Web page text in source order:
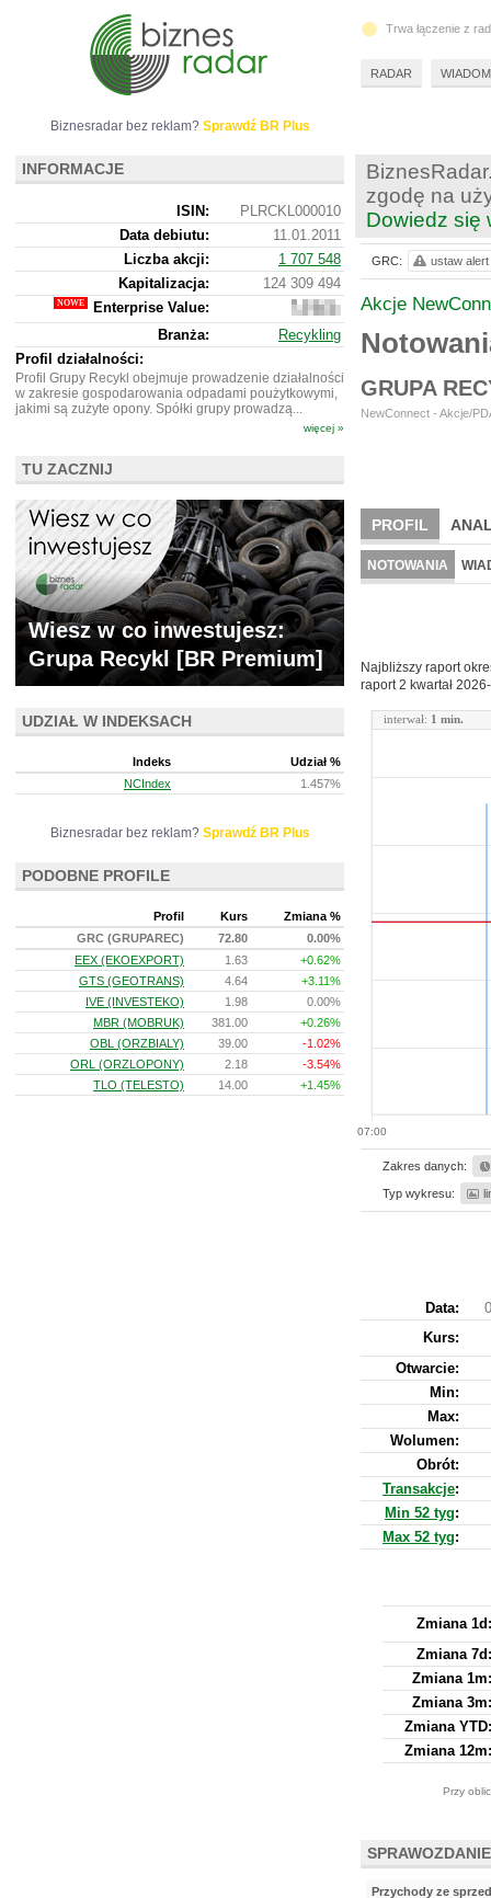
zgodę na
Dowiedz się
Akcje
GRUPA
NewConnect - Akcje/
PROFIL
BR LAB
NOTOWANIA
Najbliższy raport
raport 2 kwartał
07:00
interwał: 1 min.
Zakres danych:
Typ wykresu:
Data:
Kurs:
Otwarcie:
Min:
Max:
Wolumen:
Obrót:
Transakcje:
Min 52 tyg:
Max 52 tyg:
Zmiana 1d:
Zmiana 7d:
Zmiana 1m:
Zmiana 3m:
Zmiana YTD:
Zmiana 12m:
Przy
Przychody ze
GRC: ustaw alert
Biznesradar bez reklam? Sprawdź BR Plus
INFORMACJE
ISIN:
PLRCKL000010
Data debiutu:
11.01.2011
Liczba akcji:
1 707 548
Kapitalizacja:
124 309 494
Enterprise Value:
213
160
494
Branża:
Recykling
Profil działalności:
Profil Grupy Recykl obejmuje prowadzenie działalności
w zakresie gospodarowania odpadami poużytkowymi,
jakimi są zużyte opony. Spółki grupy prowadzą...
więcej »
TU ZACZNIJ
Wiesz w co inwestujesz:
Grupa Recykl [BR Premium]
UDZIAŁ W INDEKSACH
Indeks
Udział %
NCIndex
1.457%
Biznesradar bez reklam? Sprawdź BR Plus
PODOBNE PROFILE
Profil Kurs
Zmiana %
GRC (GRUPAREC)
72.80
0.00%
EEX (EKOEXPORT)
1.63
+0.62%
GTS (GEOTRANS)
4.64
+3.11%
IVE (INVESTEKO)
1.98
0.00%
MBR (MOBRUK)
381.00
+0.26%
OBL (ORZBIALY)
39.00
-1.02%
ORL (ORZLOPONY)
2.18
-3.54%
TLO (TELESTO)
14.00 +1.45%
Trwa łączenie z
RADAR